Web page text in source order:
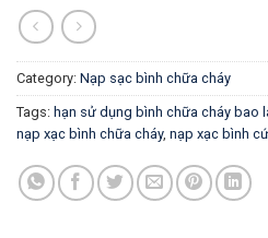
Category: Nạp sạc bình chữa cháy
Tags: hạn sử dụng bình chữa cháy bao
nạp xạc bình chữa cháy, nạp xạc bình